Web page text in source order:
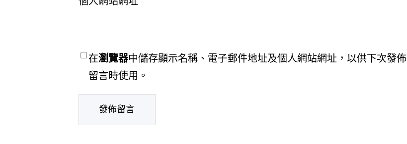
在瀏覽器中儲存顯示名稱、電子郵件地址及個人網站網址，以供下次發佈
留言時使用。